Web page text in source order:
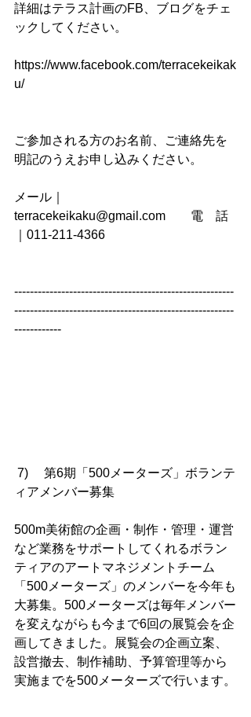
詳細はテラス計画のFB、ブログをチェ
ックしてください。
https://www.facebook.com/terracekeikak
u/
ご参加される方のお名前、ご連絡先を
明記のうえお申し込みください。
メール｜
terracekeikaku@gmail.com　　電　話
｜011-211-4366
--------------------------------------------------------
--------------------------------------------------------
------------
ィアメンバー募集
500m美術館の企画・制作・管理・運営
など業務をサポートしてくれるボラン
ティアのアートマネジメントチーム
「500メーターズ」のメンバーを今年も
大募集。500メーターズは毎年メンバー
を変えながらも今まで6回の展覧会を企
画してきました。展覧会の企画立案、
設営撤去、制作補助、予算管理等から
実施までを500メーターズで行います。